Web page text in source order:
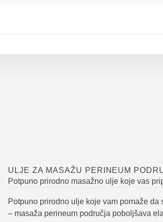
ULJE ZA MASAŽU PERINEUM
Potpuno prirodno masažno ulje koje vas
Potpuno prirodno ulje koje vam pomaže da
– masaža perineum područja poboljšava